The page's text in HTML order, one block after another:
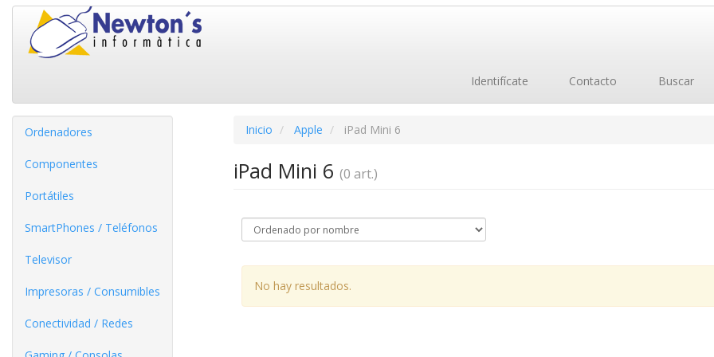
Identifícate Contacto Buscar
Ordenadores
Componentes
Portátiles
SmartPhones / Teléfonos
Televisor
Impresoras / Consumibles
Conectividad / Redes
Inicio Apple iPad Mini 6
iPad Mini 6 (0 art.)
No hay resultados.